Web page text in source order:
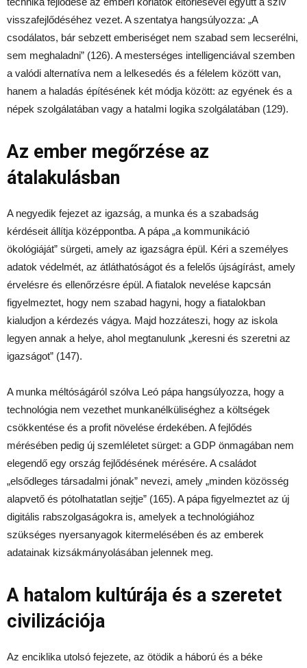
visszafejlődéséhez vezet. A szentatya hangsúlyozza: „A
csodálatos, bár sebzett emberiséget nem szabad sem lecserélni,
sem meghaladni” (126). A mesterséges intelligenciával szemben
a valódi alternatíva nem a lelkesedés és a félelem között van,
hanem a haladás építésének két módja között: az egyének és a
népek szolgálatában vagy a hatalmi logika szolgálatában (129).
Az ember megőrzése az
átalakulásban
A negyedik fejezet az igazság, a munka és a szabadság
kérdéseit állítja középpontba. A pápa „a kommunikáció
ökológiáját” sürgeti, amely az igazságra épül. Kéri a személyes
adatok védelmét, az átláthatóságot és a felelős újságírást, amely
érvelésre és ellenőrzésre épül. A fiatalok nevelése kapcsán
figyelmeztet, hogy nem szabad hagyni, hogy a fiatalokban
kialudjon a kérdezés vágya. Majd hozzáteszi, hogy az iskola
legyen annak a helye, ahol megtanulunk „keresni és szeretni az
igazságot” (147).
A munka méltóságáról szólva Leó pápa hangsúlyozza, hogy a
technológia nem vezethet munkanélküliséghez a költségek
csökkentése és a profit növelése érdekében. A fejlődés
mérésében pedig új szemléletet sürget: a GDP önmagában nem
elegendő egy ország fejlődésének mérésére. A családot
„elsődleges társadalmi jónak” nevezi, amely „minden közösség
alapvető és pótolhatatlan sejtje” (165). A pápa figyelmeztet az új
digitális rabszolgaságokra is, amelyek a technológiához
szükséges nyersanyagok kitermelésében és az emberek
adatainak kizsákmányolásában jelennek meg.
A hatalom kultúrája és a szeretet
civilizációja
Az enciklika utolsó fejezete, az ötödik a háború és a béke